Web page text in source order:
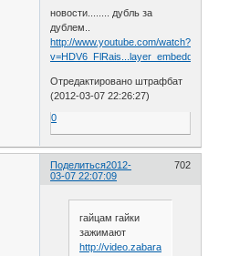
новости........ дубль за
дублем..
http://www.youtube.com/watch?
v=HDV6_FlRais...layer_embedded#
Отредактировано штрафбат
(2012-03-07 22:26:27)
0
Поделиться 702
2012-
03-07 22:07:09
гайцам гайки
зажимают
http://video.zabarankoi.ru/node/